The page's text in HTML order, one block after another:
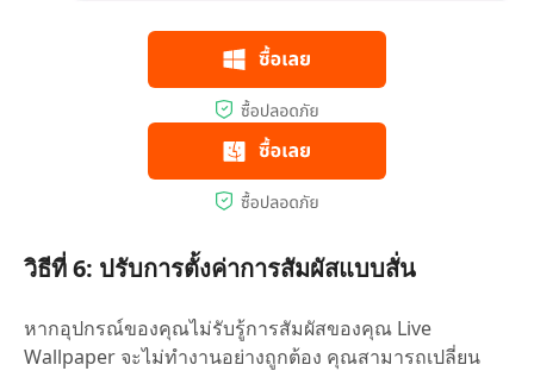
วิธีที่ 6: ปรับการตั้งค่าการสัมผัสแบบสั่น
หากอุปกรณ์ของคุณไม่รับรู้การสัมผัสของคุณ Live
Wallpaper จะไม่ทำงานอย่างถูกต้อง คุณสามารถเปลี่ยน